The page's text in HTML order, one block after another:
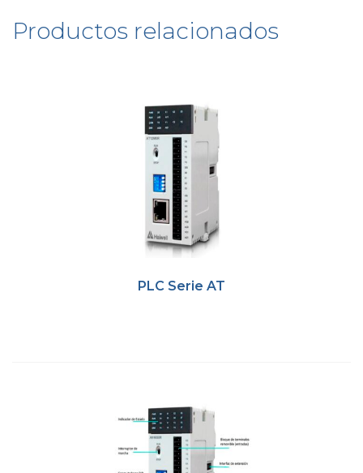
Productos relacionados
PLC Serie AT